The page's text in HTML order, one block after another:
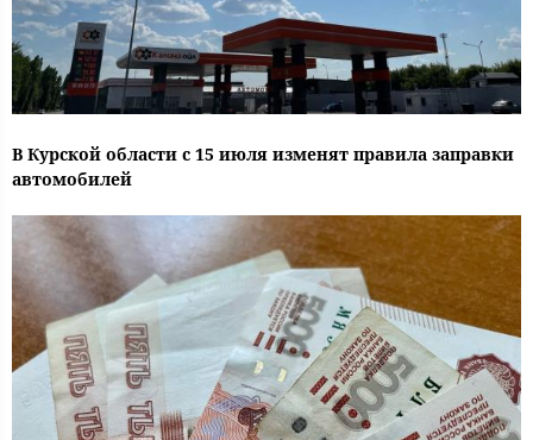
В Курской области с 15 июля изменят правила заправки
автомобилей